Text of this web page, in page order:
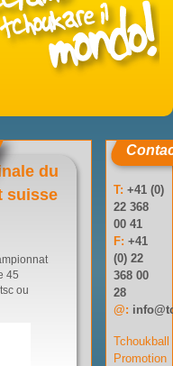
du
suisse
45
ou
T:+41 (0)
22 368
00 41
F:+41
(0) 22
368 00
28
@:
Tchoukball
Promotion